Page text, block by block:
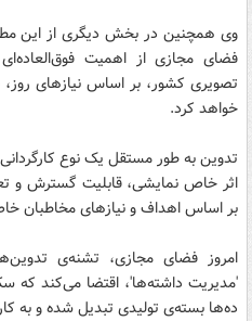
وی همچنین در بخش دیگری از این
فضای مجازی از اهمیت
تصویری کشور، بر اساس نیازهای
خواهد کرد.
تدوین به طور مستقل یک نوع
اثر خاص نمایشی، قابلیت گسترش و
بر اساس اهداف و نیازهای مخاطبان
امروز فضای مجازی، تشنه‌ی
'مدیریت داشته‌ها'، اقتضا می‌کند که
ده‌ها بسته‌ی تولیدی تبدیل شده و به